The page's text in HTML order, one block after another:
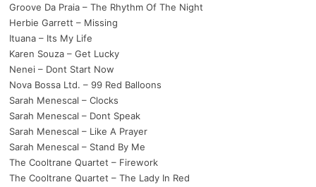
Groove Da Praia – The Rhythm Of The Night
Herbie Garrett – Missing
Ituana – Its My Life
Karen Souza – Get Lucky
Nenei – Dont Start Now
Nova Bossa Ltd. – 99 Red Balloons
Sarah Menescal – Clocks
Sarah Menescal – Dont Speak
Sarah Menescal – Like A Prayer
Sarah Menescal – Stand By Me
The Cooltrane Quartet – Firework
The Cooltrane Quartet – The Lady In Red